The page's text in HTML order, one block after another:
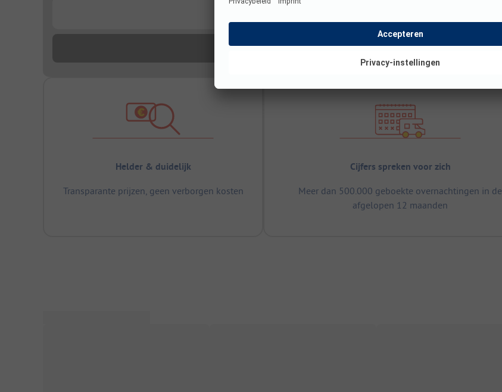
Helder & duidelijk
Transparante prijzen, geen verborgen kosten
Cijfers spreken voor zich
Meer dan 500.000 geboekte overnachtingen in de
afgelopen 12 maanden